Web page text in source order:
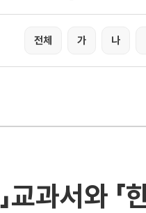
전체 가 나
교과서와